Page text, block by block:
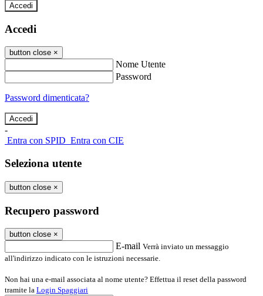
Accedi
Accedi
button close ×
Nome Utente
Password
Password dimenticata?
-
Entra con SPID Entra con CIE
Seleziona utente
button close ×
Recupero password
button close ×
E-mail Verrà inviato un messaggio
all'indirizzo indicato con le istruzioni necessarie.
Non hai una e-mail associata al nome utente? Effettua il reset della password
tramite la Login Spaggiari